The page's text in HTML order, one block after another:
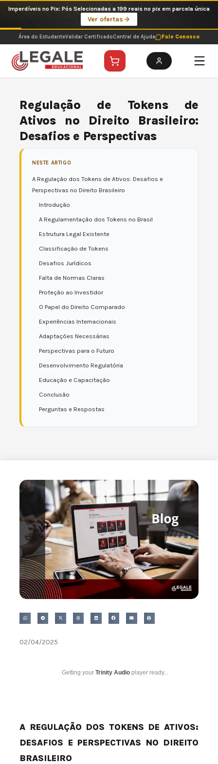
o
conteúdo
Imperdíveis no Pix: Pós Selecionadas a 199 reais no pix em parcela única
Ver ofertas
Área do EstudanteValidar CertificadoCentral de Ajuda Fale Conosco
Regulação de Tokens de
Ativos no Direito Brasileiro:
Desafios e Perspectivas
NESTE ARTIGO
A Regulação dos Tokens de Ativos: Desafios e
Perspectivas no Direito Brasileiro
Introdução
A Regulamentação dos Tokens no Brasil
Estrutura Legal Existente
Classificação de Tokens
Desafios Jurídicos
Falta de Normas Claras
Proteção ao Investidor
O Papel do Direito Comparado
Experiências Internacionais
Adaptações Necessárias
Perspectivas para o Futuro
Desenvolvimento Regulatória
Educação e Capacitação
Conclusão
Perguntas e Respostas
02/04/2025
Getting your Trinity Audio player ready...
A REGULAÇÃO DOS TOKENS DE ATIVOS:
DESAFIOS E PERSPECTIVAS NO DIREITO
BRASILEIRO